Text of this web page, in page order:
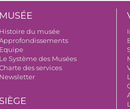
MUSÉE
Histoire du musée
Equipe
Le Système des Musées
des services
Newsletter
SIÈGE